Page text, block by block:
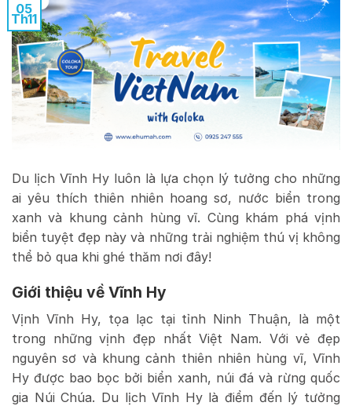
05
Th11
Du lịch Vĩnh Hy luôn là lựa chọn lý tưởng cho những
ai yêu thích thiên nhiên hoang sơ, nước biển trong
xanh và khung cảnh hùng vĩ. Cùng khám phá vịnh
biển tuyệt đẹp này và những trải nghiệm thú vị không
thể bỏ qua khi ghé thăm nơi đây!
Giới thiệu về Vĩnh Hy
Vịnh Vĩnh Hy, tọa lạc tại tỉnh Ninh Thuận, là một
trong những vịnh đẹp nhất Việt Nam. Với vẻ đẹp
nguyên sơ và khung cảnh thiên nhiên hùng vĩ, Vĩnh
Hy được bao bọc bởi biển xanh, núi đá và rừng quốc
gia Núi Chúa. Du lịch Vĩnh Hy là điểm đến lý tưởng